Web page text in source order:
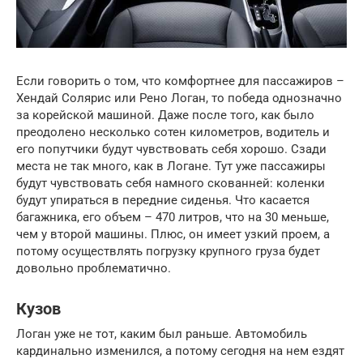
Если говорить о том, что комфортнее для пассажиров –
Хендай Солярис или Рено Логан, то победа однозначно
за корейской машиной. Даже после того, как было
преодолено несколько сотен километров, водитель и
его попутчики будут чувствовать себя хорошо. Сзади
места не так много, как в Логане. Тут уже пассажиры
будут чувствовать себя намного скованней: коленки
будут упираться в передние сиденья. Что касается
багажника, его объем – 470 литров, что на 30 меньше,
чем у второй машины. Плюс, он имеет узкий проем, а
потому осуществлять погрузку крупного груза будет
довольно проблематично.
Кузов
Логан уже не тот, каким был раньше. Автомобиль
кардинально изменился, а потому сегодня на нем ездят